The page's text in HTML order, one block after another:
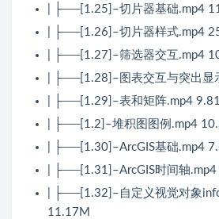
| ├──[1.25]–切片器基础.mp4
| ├──[1.26]–切片器样式.mp4
| ├──[1.27]–筛选器交互.mp4
| ├──[1.28]–图表交互与突出显
| ├──[1.29]–表和矩阵.mp4
| ├──[1.2]–堆积图图例.mp4
| ├──[1.30]–ArcGIS基础.mp4
| ├──[1.31]–ArcGIS时间轴
| ├──[1.32]–自定义视觉对象
11.17M